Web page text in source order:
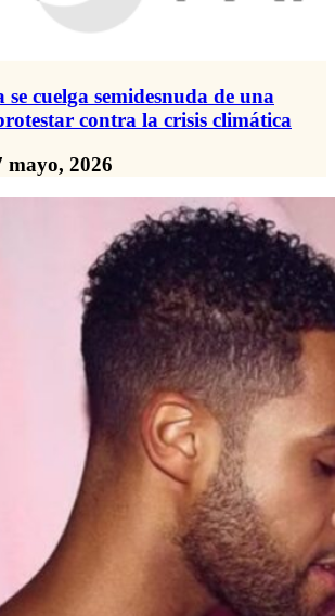
cuelga semidesnuda de una
contra la crisis climática
mayo, 2026